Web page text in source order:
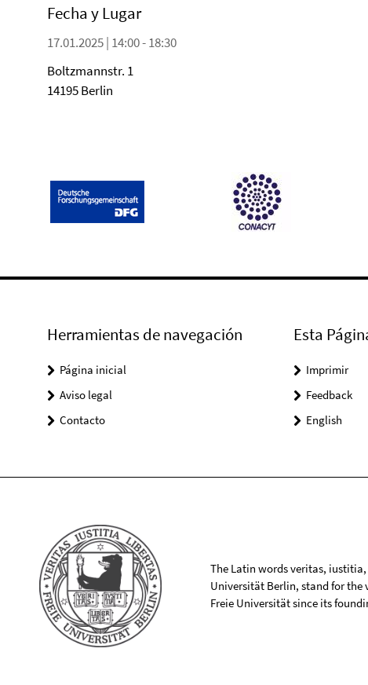
Fecha y Lugar
17.01.2025 | 14:00 - 18:30
Boltzmannstr. 1
14195 Berlin
Herramientas de navegación
Página inicial
Aviso legal
Contacto
Esta
Imprimir
Feedback
English
The Latin words veritas,
Universität Berlin, stand for the
Freie Universität since its